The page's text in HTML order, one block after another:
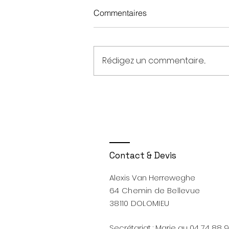
Bonne Année 2026
Commentaires
Rédigez un commentaire...
Contact & Devis
Alexis Van Herreweghe
64 Chemin de Bellevue
38110 DOLOMIEU